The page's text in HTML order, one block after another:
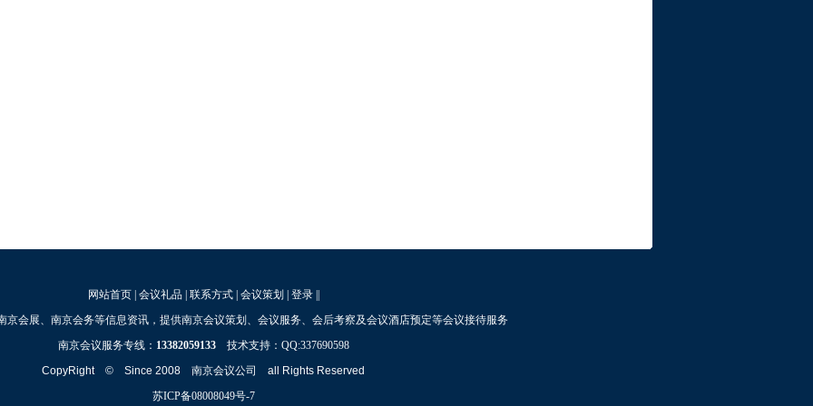
网站首页| 会议礼品| 联系方式| 会议策划 登录||
京会展、南京会务等信息资讯，提供南京会议策划、会议服务、会后考察及会议酒店预定等会议接待服务
南京会议服务专线： 13382059133技术支持：QQ:337690598
CopyRight © Since 2008 南京会议公司
all Rights Reserved
苏ICP备08008049号-7